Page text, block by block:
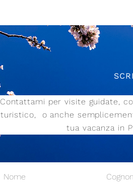
Contattami per visite guidate,
turistico, o anche
tua vacanza in